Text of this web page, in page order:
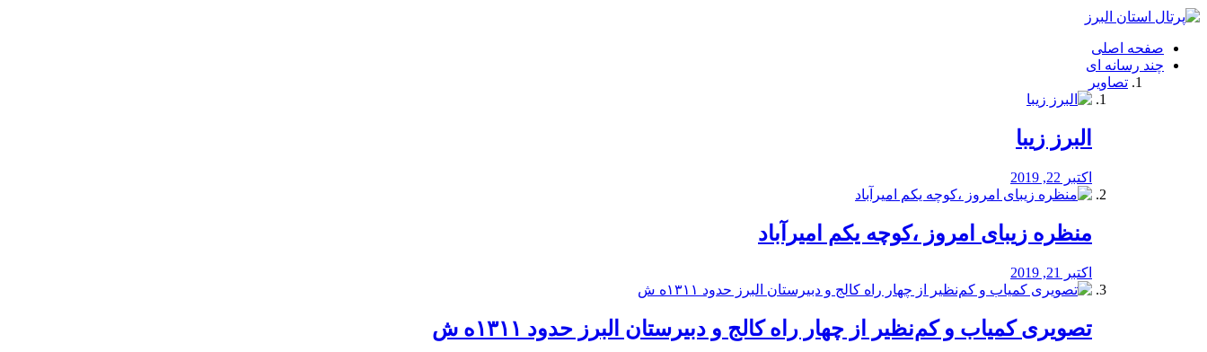
فصد
شرق
تهران
خشکشویی
صفحه اصلی
چند رسانه ای
تصاویر
البرز زیبا
اکتبر 22, 2019
منظره‌‌ زیبای امروز ،کوچه یکم امیرآباد
اکتبر 21, 2019
️تصویری کمیاب و کم‌نظیر از چهار راه كالج و دبيرستان البرز حدود ۱۳۱۱ه ش